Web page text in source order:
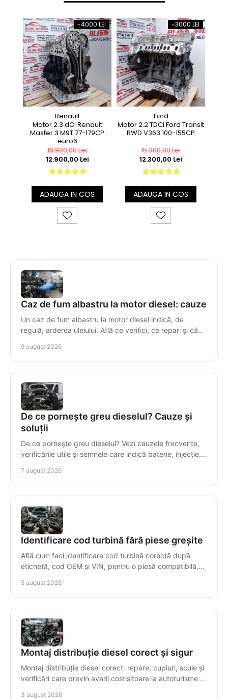
-4000 LEI
Renault
Motor 2.3 dCi Renault
Master 3 M9T 77-179CP
euro6
16.900,00 Lei
12.900,00 Lei
ADAUGA IN COS
-3000 LEI
Ford
Motor 2.2 TDCi Ford Transit
RWD V363 100-155CP
15.300,00 Lei
12.300,00 Lei
ADAUGA IN COS
Caz de fum albastru la motor diesel: cauze
Un caz de fum albastru la motor diesel indică, de
regulă, arderea uleiului. Află ce verifici, ce repari și când
9 august 2026
De ce pornește greu dieselul? Cauze și
soluții
De ce pornește greu dieselul? Vezi cauzele frecvente,
verificările utile și semnele care indică baterie, injecție,
7 august 2026
Identificare cod turbină fără piese greșite
Află cum faci identificare cod turbină corectă după
etichetă, cod OEM și VIN, pentru o piesă compatibilă,
5 august 2026
Montaj distribuție diesel corect și sigur
Montaj distribuție diesel corect: repere, cupluri, scule și
verificări care previn avarii costisitoare la autoturisme și
3 august 2026